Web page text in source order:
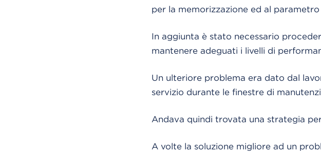
per la memorizzazione ed al
In aggiunta è stato necessario
mantenere adeguati i livelli di
Un ulteriore problema era dato dal
servizio durante le finestre di
Andava quindi trovata una strategia
A volte la soluzione migliore ad un